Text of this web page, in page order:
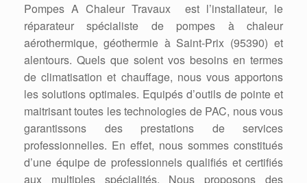
Pompes A Chaleur Travaux est l’installateur, le
réparateur spécialiste de pompes à chaleur
aérothermique, géothermie à Saint-Prix (95390) et
alentours. Quels que soient vos besoins en termes
de climatisation et chauffage, nous vous apportons
les solutions optimales. Equipés d’outils de pointe et
maitrisant toutes les technologies de PAC, nous vous
garantissons des prestations de services
professionnelles. En effet, nous sommes constitués
d’une équipe de professionnels qualifiés et certifiés
aux multiples spécialités. Nous proposons des